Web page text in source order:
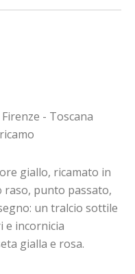
- Toscana
giallo, ricamato in
punto passato,
un tralcio sottile
e incornicia
gialla e rosa.